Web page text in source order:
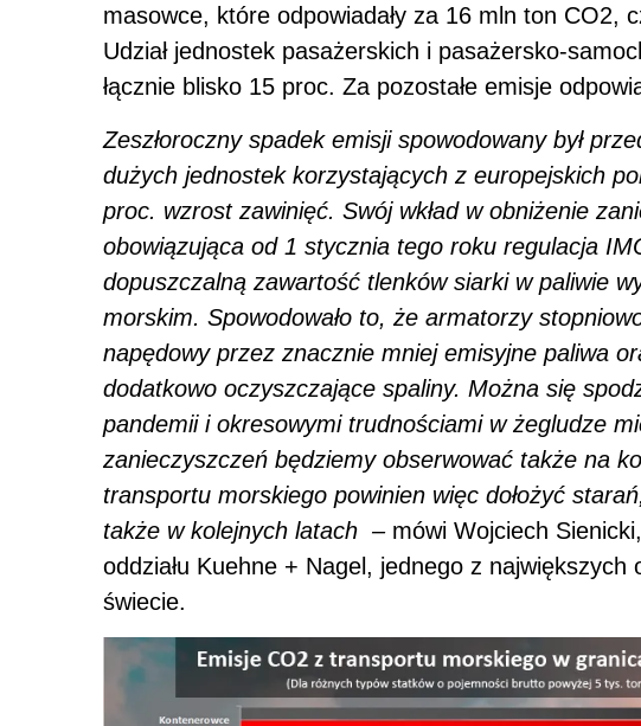
masowce, które odpowiadały za 16 mln ton CO2,
Udział jednostek pasażerskich i pasażersko-
łącznie blisko 15 proc. Za pozostałe emisje
Zeszłoroczny spadek emisji spowodowany był
dużych jednostek korzystających z europejskich
proc. wzrost zawinięć. Swój wkład w obniżenie
obowiązująca od 1 stycznia tego roku regulacja
dopuszczalną zawartość tlenków siarki w paliwie
morskim. Spowodowało to, że armatorzy
napędowy przez znacznie mniej emisyjne paliwa
dodatkowo oczyszczające spaliny. Można się
pandemii i okresowymi trudnościami w żegludze
zanieczyszczeń będziemy obserwować także na
transportu morskiego powinien więc dołożyć
także w kolejnych latach – mówi Wojciech
oddziału Kuehne + Nagel, jednego z
świecie.